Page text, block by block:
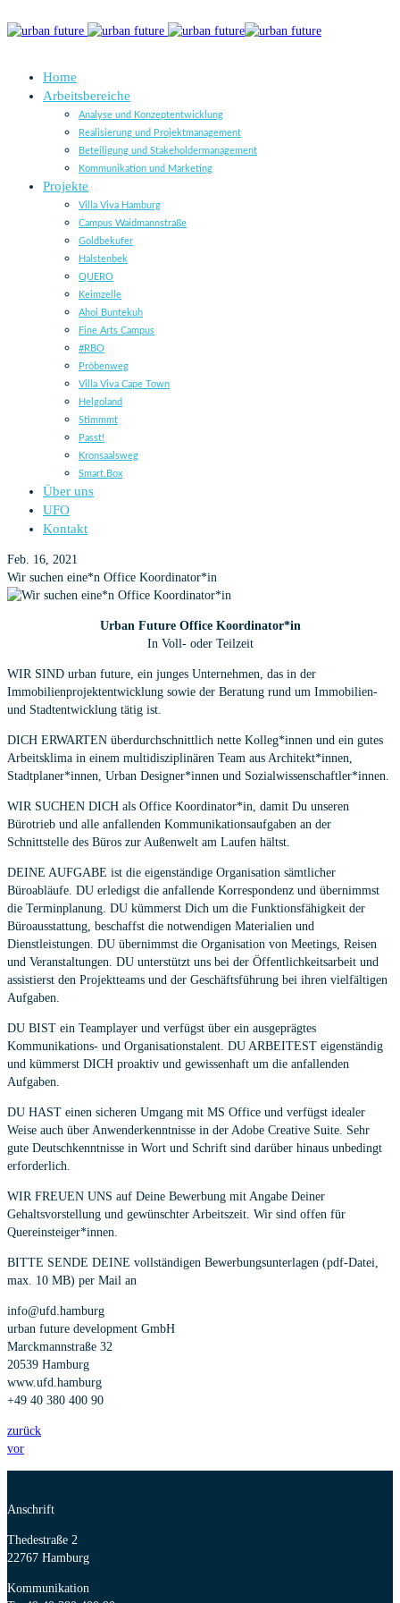
Home
Arbeitsbereiche
Analyse und Konzeptentwicklung
Realisierung und Projektmanagement
Beteiligung und Stakeholdermanagement
Kommunikation und Marketing
Projekte
Villa Viva Hamburg
Campus Waidmannstraße
Goldbekufer
Halstenbek
QUERO
Keimzelle
Ahoi Buntekuh
Fine Arts Campus
#RBO
Pröbenweg
Villa Viva Cape Town
Helgoland
Stimmmt
Passt!
Kronsaalsweg
Smart.Box
Über uns
UFO
Kontakt
Feb. 16, 2021
Wir suchen eine*n Office Koordinator*in
Urban Future Office Koordinator*in
In Voll- oder Teilzeit
WIR SIND urban future, ein junges Unternehmen, das in der
Immobilienprojektentwicklung sowie der Beratung rund um Immobilien-
und Stadtentwicklung tätig ist.
DICH ERWARTEN überdurchschnittlich nette Kolleg*innen und ein gutes
Arbeitsklima in einem multidisziplinären Team aus Architekt*innen,
Stadtplaner*innen, Urban Designer*innen und Sozialwissenschaftler*innen.
WIR SUCHEN DICH als Office Koordinator*in, damit Du unseren
Bürotrieb und alle anfallenden Kommunikationsaufgaben an der
Schnittstelle des Büros zur Außenwelt am Laufen hältst.
DEINE AUFGABE ist die eigenständige Organisation sämtlicher
Büroabläufe. DU erledigst die anfallende Korrespondenz und übernimmst
die Terminplanung. DU kümmerst Dich um die Funktionsfähigkeit der
Büroausstattung, beschaffst die notwendigen Materialien und
Dienstleistungen. DU übernimmst die Organisation von Meetings, Reisen
und Veranstaltungen. DU unterstützt uns bei der Öffentlichkeitsarbeit und
assistierst den Projektteams und der Geschäftsführung bei ihren vielfältigen
Aufgaben.
DU BIST ein Teamplayer und verfügst über ein ausgeprägtes
Kommunikations- und Organisationstalent. DU ARBEITEST eigenständig
und kümmerst DICH proaktiv und gewissenhaft um die anfallenden
Aufgaben.
DU HAST einen sicheren Umgang mit MS Office und verfügst idealer
Weise auch über Anwenderkenntnisse in der Adobe Creative Suite. Sehr
gute Deutschkenntnisse in Wort und Schrift sind darüber hinaus unbedingt
erforderlich.
WIR FREUEN UNS auf Deine Bewerbung mit Angabe Deiner
Gehaltsvorstellung und gewünschter Arbeitszeit. Wir sind offen für
Quereinsteiger*innen.
BITTE SENDE DEINE vollständigen Bewerbungsunterlagen (pdf-Datei,
max. 10 MB) per Mail an
info@ufd.hamburg
urban future development GmbH
Marckmannstraße 32
20539 Hamburg
www.ufd.hamburg
+49 40 380 400 90
zurück
vor
Anschrift
Thedestraße 2
22767 Hamburg
Kommunikation